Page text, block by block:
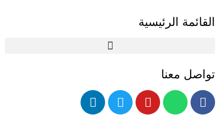
القائمة الرئيسية
تواصل معنا